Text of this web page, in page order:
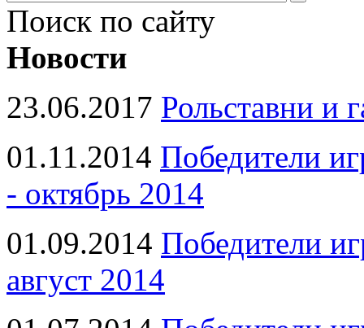
Поиск по сайту
Новости
23.06.2017 Рольставни и
01.11.2014 Победители
- октябрь 2014
01.09.2014 Победители
август 2014